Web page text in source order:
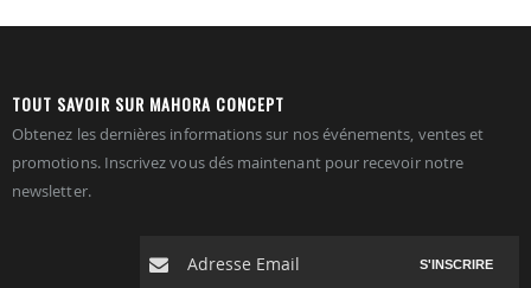
TOUT SAVOIR SUR MAHORA CONCEPT
Obtenez les dernières informations sur nos événements, ventes et
promotions. Inscrivez vous dés maintenant pour recevoir notre
newsletter.
S'INSCRIRE